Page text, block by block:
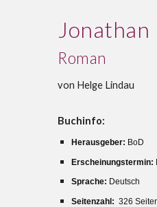
Jonathan
Roman
von Helge Lindau
Buchinfo:
Herausgeber: BoD
Erscheinungstermin:
Sprache: Deutsch
Seitenzahl: ‎326